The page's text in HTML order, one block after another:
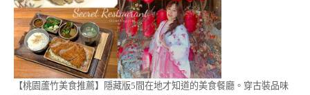
【桃園蘆竹美食推薦】隱藏版5間在地才知道的美食餐廳。穿古裝品味